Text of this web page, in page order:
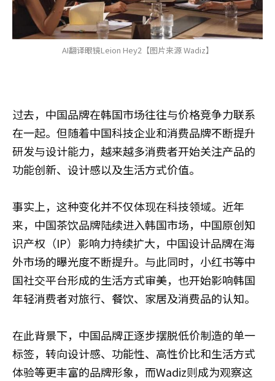
AI翻译眼镜Leion Hey2【图片来源 Wadiz】
过去，中国品牌在韩国市场往往与价格竞争力联系
在一起。但随着中国科技企业和消费品牌不断提升
研发与设计能力，越来越多消费者开始关注产品的
功能创新、设计感以及生活方式价值。
事实上，这种变化并不仅体现在科技领域。近年
来，中国茶饮品牌陆续进入韩国市场，中国原创知
识产权（IP）影响力持续扩大，中国设计品牌在海
外市场的曝光度不断提升。与此同时，小红书等中
国社交平台形成的生活方式审美，也开始影响韩国
年轻消费者对旅行、餐饮、家居及消费品的认知。
在此背景下，中国品牌正逐步摆脱低价制造的单一
标签，转向设计感、功能性、高性价比和生活方式
体验等更丰富的品牌形象，而Wadiz则成为观察这